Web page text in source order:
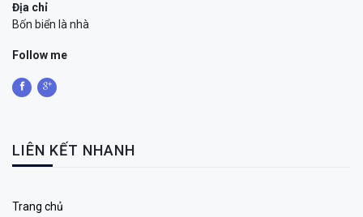
Địa chỉ
Bốn biển là nhà
Follow me
LIÊN KẾT NHANH
Trang chủ